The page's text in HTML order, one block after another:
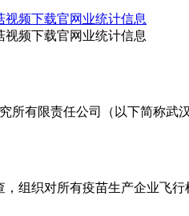
视频下载官网业统计信息
视频下载官网业统计信息
有限责任公司（以下简称武汉
，组织对所有疫苗生产企业飞